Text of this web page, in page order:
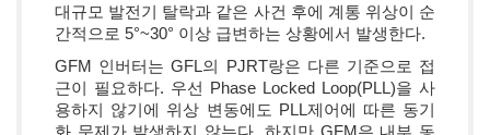
대규모 발전기 탈락과 같은 사건 후에 계통 위상이 순
간적으로 5°~30° 이상 급변하는 상황에서 발생한다.
GFM 인버터는 GFL의 PJRT랑은 다른 기준으로 접
근이 필요하다. 우선 Phase Locked Loop(PLL)을 사
용하지 않기에 위상 변동에도 PLL제어에 따른 동기
화 문제가 발생하지 않는다. 하지만 GFM은 내부 동